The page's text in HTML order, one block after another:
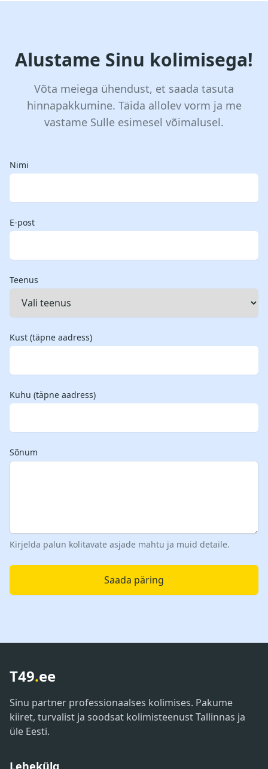
Alustame Sinu kolimisega!
Võta meiega ühendust, et saada tasuta
hinnapakkumine. Täida allolev vorm ja me
vastame Sulle esimesel võimalusel.
Nimi
E-post
Teenus
Kust (täpne aadress)
Kuhu (täpne aadress)
Sõnum
Kirjelda palun kolitavate asjade mahtu ja muid detaile.
Saada päring
T49.ee
Sinu partner professionaalses kolimises. Pakume
kiiret, turvalist ja soodsat kolimisteenust Tallinnas ja
üle Eesti.
Lehekülg